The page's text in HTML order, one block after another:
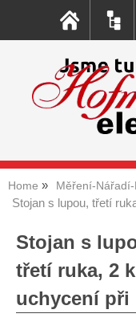
Home Měření-Nářadí-
Stojan s lupou, třetí
Stojan s
třetí ruka, 2
uchycení při